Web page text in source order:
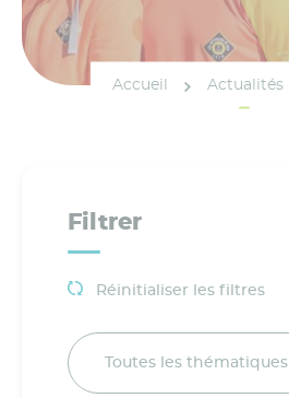
Accueil Actualités
Filtrer
Réinitialiser les filtres
Toutes les thématiques